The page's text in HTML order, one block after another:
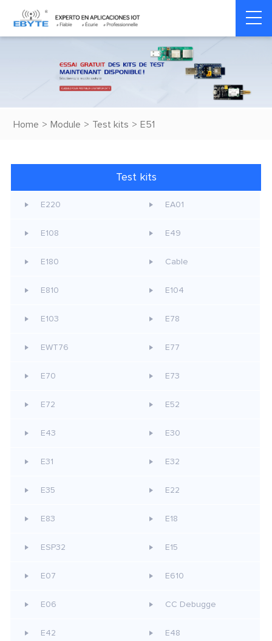
Home > Module > Test kits > E51
Test kits
E220 EA01
E108 E49
E180 Cable
E810 E104
E103 E78
EWT76 E77
E70 E73
E72 E52
E43 E30
E31 E32
E35 E22
E83 E18
ESP32 E15
E07 E610
E06 CC Debugge
E42 E48